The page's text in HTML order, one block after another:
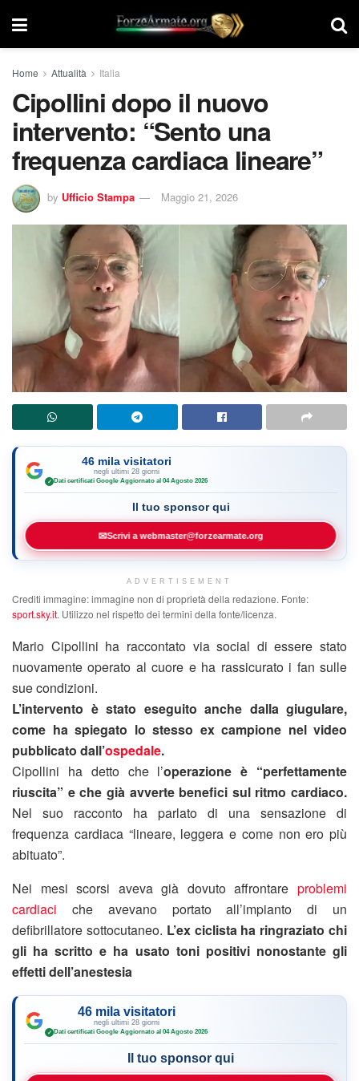
Home Attualità Italia
Cipollini dopo il nuovo
intervento: “Sento una
frequenza cardiaca lineare”
by Ufficio Stampa Maggio 21, 2026
46 mila visitatori
negli ultimi 28 giorni
✓ Dati certificati Google·Aggiornato al 04 Agosto 2026
Il tuo sponsor qui
✉Scrivi a webmaster@forzearmate.org
ADVERTISEMENT
Crediti immagine: immagine non di proprietà della redazione. Fonte:
sport.sky.it. Utilizzo nel rispetto dei termini della fonte/licenza.
Mario Cipollini ha raccontato via social di essere stato
nuovamente operato al cuore e ha rassicurato i fan sulle
sue condizioni.
L’intervento è stato eseguito anche dalla giugulare,
come ha spiegato lo stesso ex campione nel video
pubblicato dall’ospedale.
Cipollini ha detto che l’operazione è “perfettamente
riuscita” e che già avverte benefici sul ritmo cardiaco.
Nel suo racconto ha parlato di una sensazione di
frequenza cardiaca “lineare, leggera e come non ero più
abituato”.
Nei mesi scorsi aveva già dovuto affrontare problemi
cardiaci che avevano portato all’impianto di un
defibrillatore sottocutaneo. L’ex ciclista ha ringraziato chi
gli ha scritto e ha usato toni positivi nonostante gli
effetti dell’anestesia
46 mila visitatori
negli ultimi 28 giorni
✓ Dati certificati Google·Aggiornato al 04 Agosto 2026
Il tuo sponsor qui